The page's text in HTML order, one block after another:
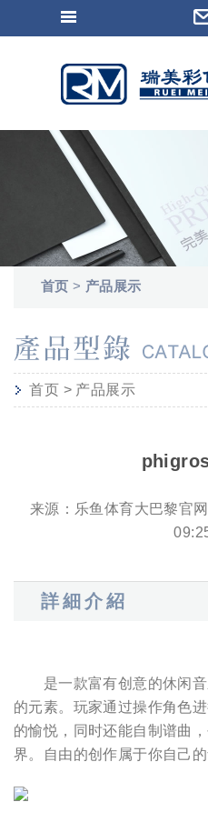
首页 > 产品展示
首页 > 产品展示
来源： 乐鱼体育大巴黎官网
詳細介紹
是一款富有创意的休闲音
的元素。玩家通过操作角色
的愉悦，同时还能自制谱曲
界。自由的创作属于你自己